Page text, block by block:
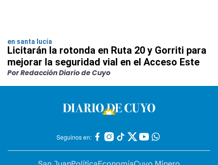
en santa lucía
Licitarán la rotonda en Ruta 20 y Gorriti para
mejorar la seguridad vial en el Acceso Este
Por Redacción Diario de Cuyo
Seguinos en: